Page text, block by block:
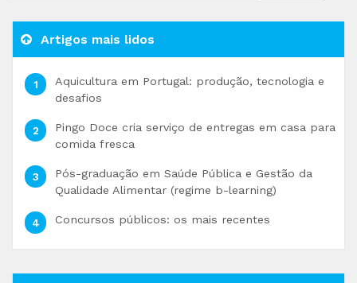
Artigos mais lidos
Aquicultura em Portugal: produção, tecnologia e
desafios
Pingo Doce cria serviço de entregas em casa para
comida fresca
Pós-graduação em Saúde Pública e Gestão da
Qualidade Alimentar (regime b-learning)
Concursos públicos: os mais recentes